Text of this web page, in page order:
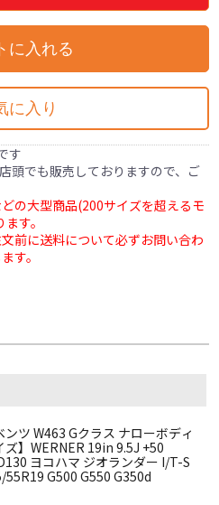
に入れる
に入り
す
頭でも販売しておりますので、ご
の大型商品(200サイズを超えるモ
す。
前に送料について必ずお問い合わ
す。
ンツ W463 Gクラス ナローボディ
ズ】WERNER 19in 9.5J +50
ヨコハマ ジオランダー I/T-S
55R19 G500 G550 G350d